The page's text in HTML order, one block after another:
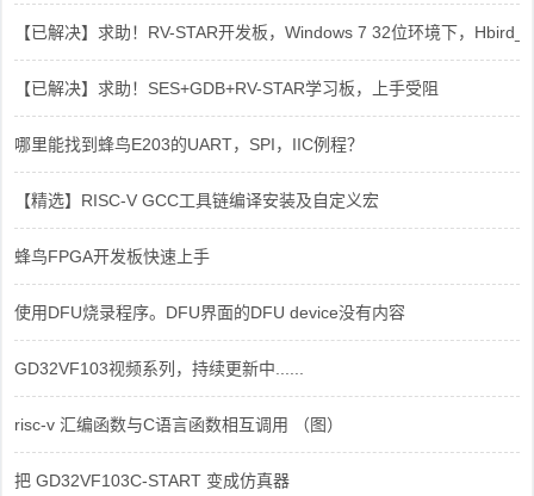
【已解决】求助！RV-STAR开发板，Windows 7 32位环境下，
【已解决】求助！SES+GDB+RV-STAR学习板，上手受阻
哪里能找到蜂鸟E203的UART，SPI，IIC例程？
【精选】RISC-V GCC工具链编译安装及自定义宏
蜂鸟FPGA开发板快速上手
使用DFU烧录程序。DFU界面的DFU device没有内容
GD32VF103视频系列，持续更新中......
risc-v 汇编函数与C语言函数相互调用 （图）
把 GD32VF103C-START 变成仿真器